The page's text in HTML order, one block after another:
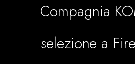
Compagnia
selezione a